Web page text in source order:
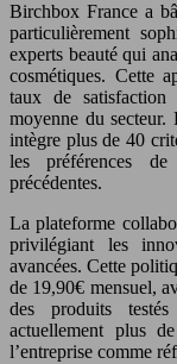
Birchbox France a
particulièrement
experts beauté qui
cosmétiques. Cette
taux de
moyenne du secteur.
intègre plus de 40
les préférences
précédentes.
La plateforme
privilégiant les
avancées. Cette
de 19,90€ mensuel,
des produits
actuellement plus
l’entreprise comme